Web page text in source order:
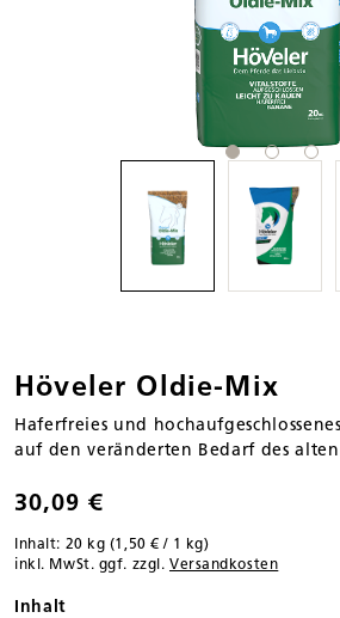
Höveler Oldie-Mix
Haferfreies und
auf den veränderten Bedarf des alten
30,09 €
Inhalt: 20 kg (1,50 € / 1 kg)
inkl. MwSt. ggf. zzgl. Versandkosten
Inhaltauswählen